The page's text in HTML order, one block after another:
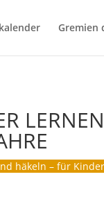
Gremien
häkeln – für